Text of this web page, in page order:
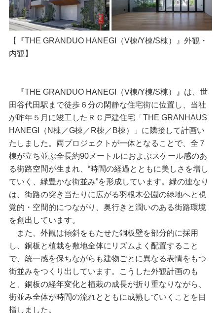
【『THE GRANDUO HANEGI（V棟/Y棟/S棟）』外観・
内観】
『THE GRANDUO HANEGI（V棟/Y棟/S棟）』は、世
田谷代田駅まで徒歩６分の閑静な住宅街に位置し、当社
が昨年５月に竣工したＲＣ戸建住宅「THE GRANHAUS
HANEGI（N棟／G棟／R棟／B棟）」に隣接して計画い
たしました。両プロジェクトが一体となることで、全７
棟が立ち並ぶ全長約90メートルにおよぶスケール感のあ
る街路空間が生まれ、“時間の経過とともに美しさを増し
ていく、緑豊かな街並み”を形成しています。緑の連なり
は、街路の突き当たりに広がる羽根木公園の緑地へと視
覚的・空間的につながり、奥行きと潤いのある街路環境
を創出しています。
また、外観は傾斜をもたせた銅板壁を部分的に採用
し、銅板と植栽を敷地全体にリズムよく配置すること
で、統一感を保ちながらも建物ごとに異なる表情をもつ
街並みをつくり出しています。こうした外観計画のも
と、銅板の経年変化と植栽の成長が折り重なりながら、
街並み全体が時間の流れとともに成熟していくことを目
指しました。